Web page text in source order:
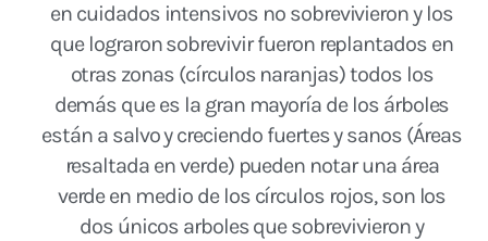
en cuidados intensivos no sobrevivieron y los
que lograron sobrevivir fueron replantados en
otras zonas (círculos naranjas) todos los
demás que es la gran mayoría de los árboles
están a salvo y creciendo fuertes y sanos (Áreas
resaltada en verde) pueden notar una área
verde en medio de los círculos rojos, son los
dos únicos arboles que sobrevivieron y